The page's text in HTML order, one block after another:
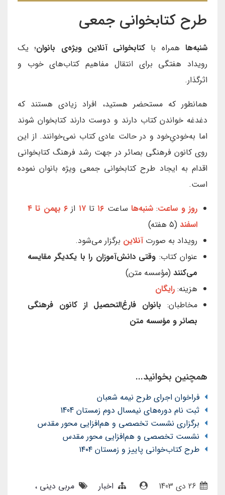
طرح کتابخوانی جمعی
شنبه‌هاهمراه با کتابخوانی آنلاین ویژه‌ی بانوان؛ یک
رویداد هفتگی برای انتقال مفاهیم کتاب‌های خوب و
اثرگذار.
همانطور که مستحضر هستید، افراد زیادی هستند که
دغدغه خواندن کتاب دارند و دوست دارند کتابخوان شوند
اما به‌خودیِ‌خود و در حالت عادی کتاب نمی‌خوانند. از این
روی کانون فرهنگی بصائر در جهت رشد فرهنگ کتابخوانی
اقدام به ایجاد طرح کتابخوانی جمعی ویژه بانوان نموده
است.
روز و ساعت: شنبه‌هاساعت ۱۶ تا۱۷ از
۶ بهمن تا ۴
اسفند (۵ هفته)
رویداد به صورت آنلاین برگزار می‌شود.
عنوان کتاب: وقتی دانش‌آموزان را با یکدیگر مقایسه
می‌کنند (مؤسسه متن)
هزینه: رایگان
مخاطبان: بانوان فارغ‌التحصیل از کانون فرهنگی
بصائر و مؤسسه متن
همچنین بخوانید...
فراخوان اجرای طرح نیمه شعبان
ثبت نام دوره‌های نیمسال دوم زمستان 1404
برگزاری نشست تخصصی و هم‌افزایی محور مقدس
نشست تخصصی و هم‌افزایی محور مقدس
طرح کتاب‌خوانی پاییز و زمستان ۱۴۰۴
اخبار
مربی دینی